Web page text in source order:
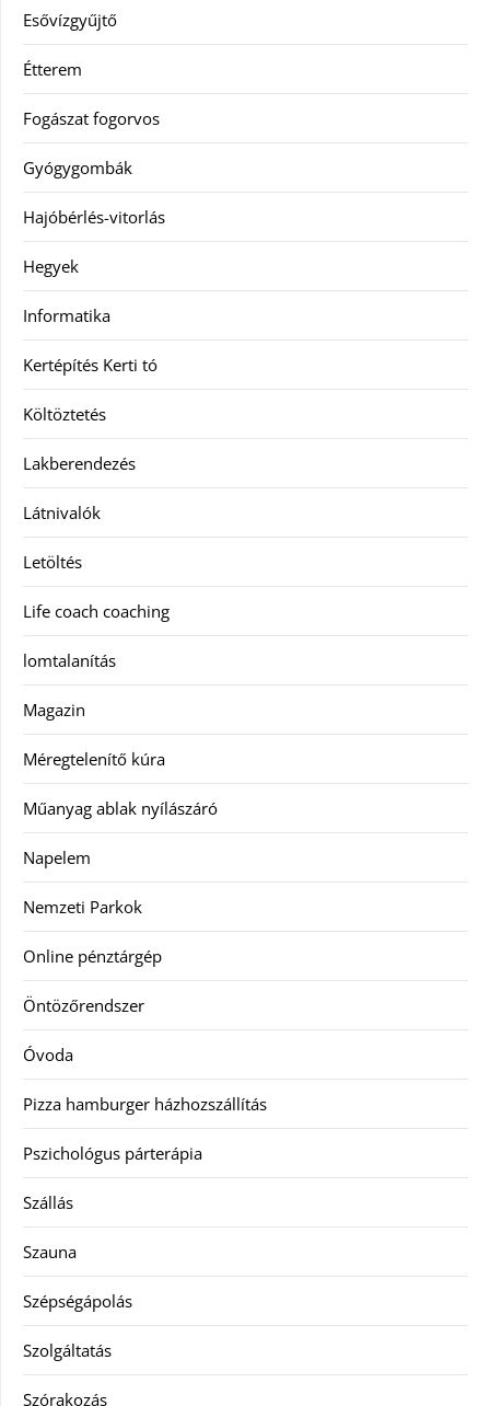
Esővízgyűjtő
Étterem
Fogászat fogorvos
Gyógygombák
Hajóbérlés-vitorlás
Hegyek
Informatika
Kertépítés Kerti tó
Költöztetés
Lakberendezés
Látnivalók
Letöltés
Life coach coaching
lomtalanítás
Magazin
Méregtelenítő kúra
Műanyag ablak nyílászáró
Napelem
Nemzeti Parkok
Online pénztárgép
Öntözőrendszer
Óvoda
Pizza hamburger házhozszállítás
Pszichológus párterápia
Szállás
Szauna
Szépségápolás
Szolgáltatás
Szórakozás